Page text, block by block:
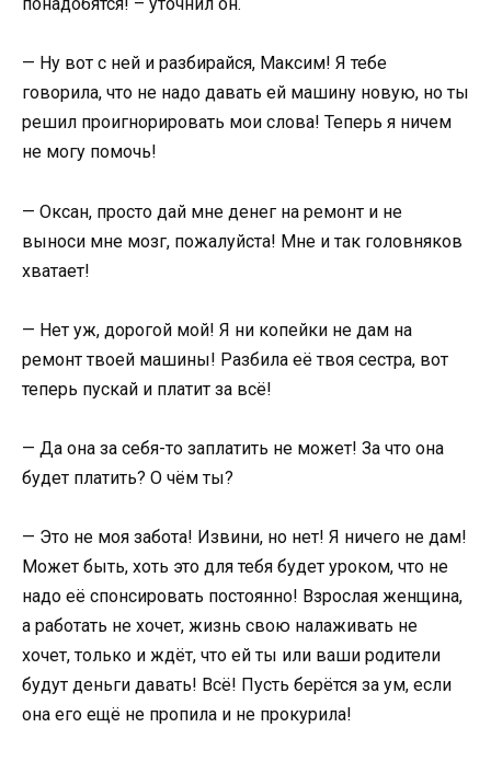
— Ну вот с ней и разбирайся, Максим! Я тебе
говорила, что не надо давать ей машину новую, но ты
решил проигнорировать мои слова! Теперь я ничем
не могу помочь!
— Оксан, просто дай мне денег на ремонт и не
выноси мне мозг, пожалуйста! Мне и так головняков
хватает!
— Нет уж, дорогой мой! Я ни копейки не дам на
ремонт твоей машины! Разбила её твоя сестра, вот
теперь пускай и платит за всё!
— Да она за себя-то заплатить не может! За что она
будет платить? О чём ты?
— Это не моя забота! Извини, но нет! Я ничего не дам!
Может быть, хоть это для тебя будет уроком, что не
надо её спонсировать постоянно! Взрослая женщина,
а работать не хочет, жизнь свою налаживать не
хочет, только и ждёт, что ей ты или ваши родители
будут деньги давать! Всё! Пусть берётся за ум, если
она его ещё не пропила и не прокурила!